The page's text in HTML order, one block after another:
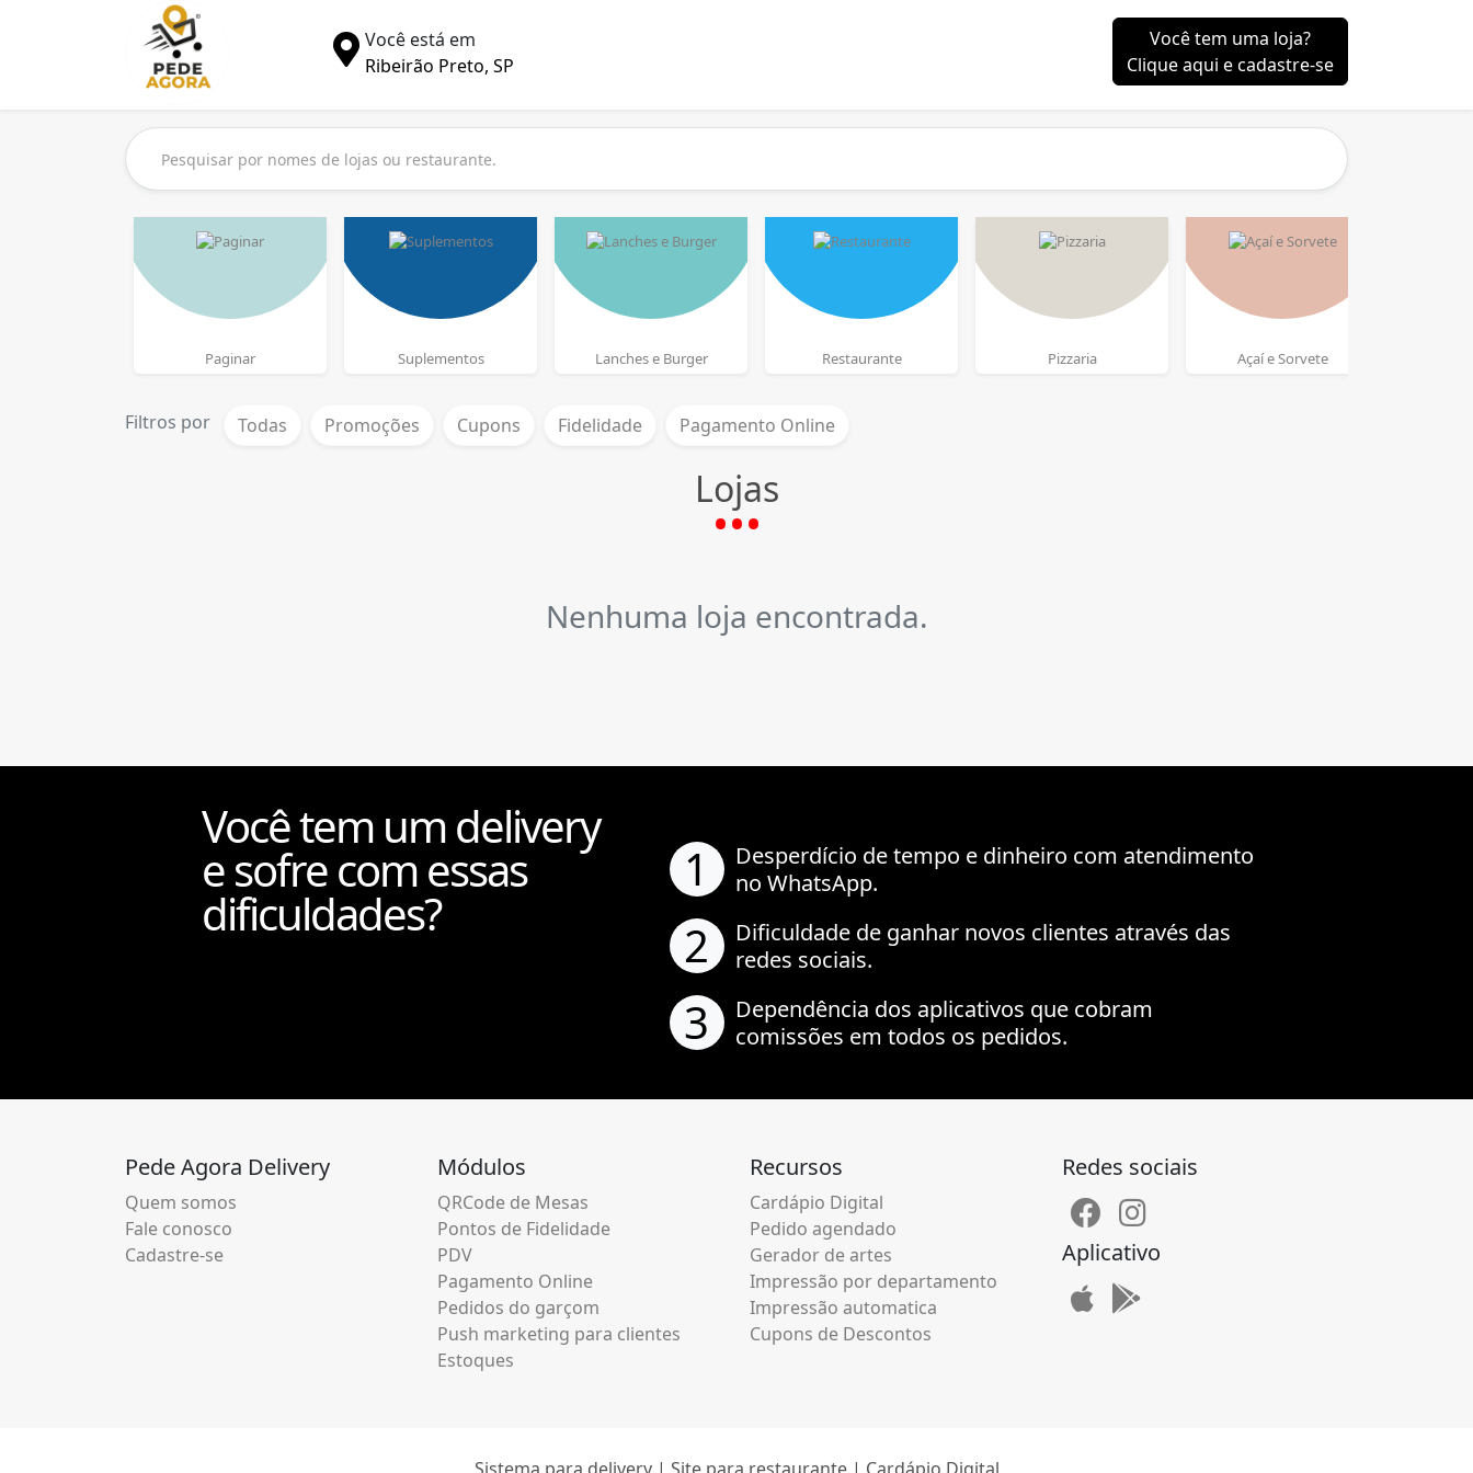
Você está em
Ribeirão Preto, SP
Você tem uma loja?
Clique aqui e cadastre-se
Paginar Suplementos Lanches e Burger Restaurante Pizzaria Açaí e Sorvete
Filtros por Todas Promoções Cupons Fidelidade Pagamento Online
Lojas
Nenhuma loja encontrada.
Você tem um delivery
e sofre com essas
dificuldades?
1
Desperdício de tempo e dinheiro com atendimento
no WhatsApp.
2
Dificuldade de ganhar novos clientes através das
redes sociais.
3
Dependência dos aplicativos que cobram
comissões em todos os pedidos.
Pede Agora Delivery
Quem somos
Fale conosco
Cadastre-se
Módulos
QRCode de Mesas
Pontos de Fidelidade
PDV
Pagamento Online
Pedidos do garçom
Push marketing para clientes
Estoques
Recursos
Cardápio Digital
Pedido agendado
Gerador de artes
Impressão por departamento
Impressão automatica
Cupons de Descontos
Redes sociais
Aplicativo